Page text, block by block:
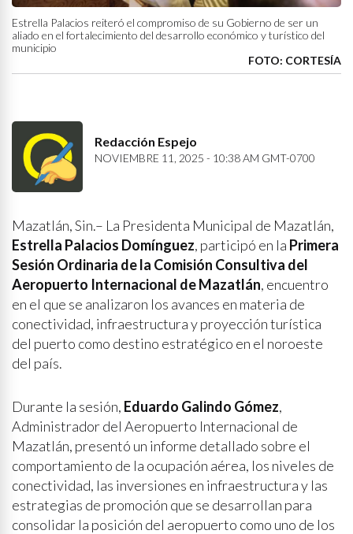
Estrella Palacios reiteró el compromiso de su Gobierno de ser un
aliado en el fortalecimiento del desarrollo económico y turístico del
municipio
FOTO: CORTESÍA
Redacción Espejo
NOVIEMBRE 11, 2025 - 10:38 AM GMT-0700
Mazatlán, Sin.– La Presidenta Municipal de Mazatlán,
Estrella Palacios Domínguez, participó en la Primera
Sesión Ordinaria de la Comisión Consultiva del
Aeropuerto Internacional de Mazatlán, encuentro
en el que se analizaron los avances en materia de
conectividad, infraestructura y proyección turística
del puerto como destino estratégico en el noroeste
del país.
Durante la sesión, Eduardo Galindo Gómez,
Administrador del Aeropuerto Internacional de
Mazatlán, presentó un informe detallado sobre el
comportamiento de la ocupación aérea, los niveles de
conectividad, las inversiones en infraestructura y las
estrategias de promoción que se desarrollan para
consolidar la posición del aeropuerto como uno de los